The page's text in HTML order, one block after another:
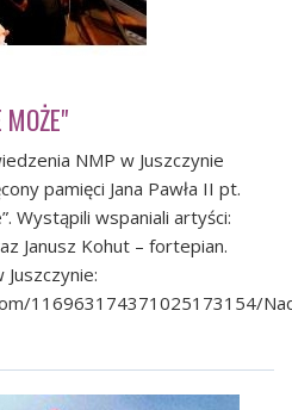
NMP w Juszczynie
pamięci Jana Pawła II pt.
Wystąpili wspaniali artyści:
Janusz Kohut – fortepian.
116963174371025173154/